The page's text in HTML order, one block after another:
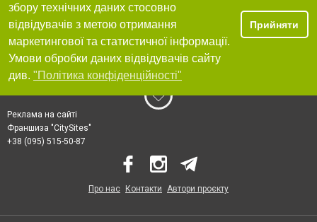
збору технічних даних стосовно
відвідувачів з метою отримання
маркетингової та статистичної інформації.
Умови обробки даних відвідувачів сайту
див. "Політика конфіденційності"
Прийняти
Реклама на сайті
Франшиза "CitySites"
+38 (095) 515-50-87
Про нас Контакти Автори проєкту